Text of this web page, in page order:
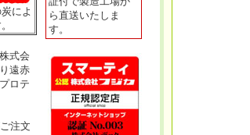
によ
式会
遠赤
ロテ
注文
ら直送いたしま
す。